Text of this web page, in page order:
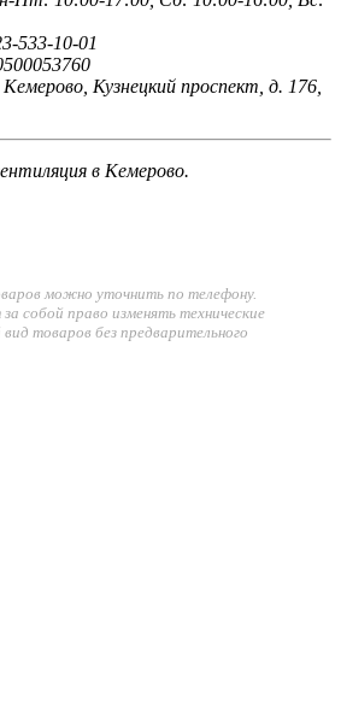
533-10-01
Кузнецкий проспект, д. 176,
в Кемерово.
можно уточнить по телефону.
собой право изменять технические
товаров без предварительного